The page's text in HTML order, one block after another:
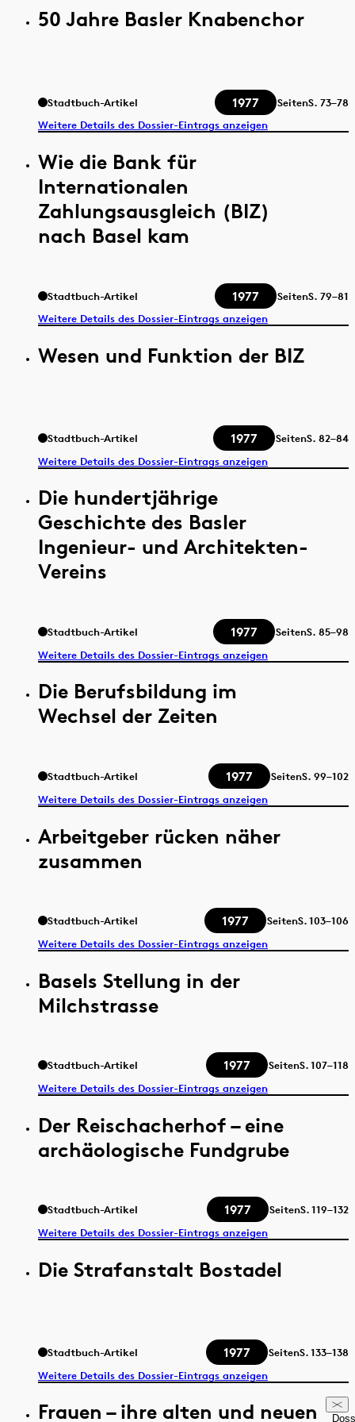
50 Jahre Basler Knabenchor
Stadtbuch-Artikel 1977 SeitenS. 73–78
Weitere Details des Dossier-Eintrags anzeigen
Wie die Bank für
Internationalen
Zahlungsausgleich (BIZ)
nach Basel kam
Stadtbuch-Artikel 1977 SeitenS. 79–81
Weitere Details des Dossier-Eintrags anzeigen
Wesen und Funktion der BIZ
Stadtbuch-Artikel 1977 SeitenS. 82–84
Weitere Details des Dossier-Eintrags anzeigen
Die hundertjährige
Geschichte des Basler
Ingenieur- und Architekten-
Vereins
Stadtbuch-Artikel 1977 SeitenS. 85–98
Weitere Details des Dossier-Eintrags anzeigen
Die Berufsbildung im
Wechsel der Zeiten
Stadtbuch-Artikel 1977 SeitenS. 99–102
Weitere Details des Dossier-Eintrags anzeigen
Arbeitgeber rücken näher
zusammen
Stadtbuch-Artikel 1977 SeitenS.103–106
Weitere Details des Dossier-Eintrags anzeigen
Basels Stellung in der
Milchstrasse
Stadtbuch-Artikel 1977 SeitenS.107–118
Weitere Details des Dossier-Eintrags anzeigen
Der Reischacherhof – eine
archäologische Fundgrube
Stadtbuch-Artikel 1977 SeitenS.119–132
Weitere Details des Dossier-Eintrags anzeigen
Die Strafanstalt Bostadel
Stadtbuch-Artikel 1977 SeitenS.133–138
Weitere Details des Dossier-Eintrags anzeigen
Frauen – ihre alten und neuen